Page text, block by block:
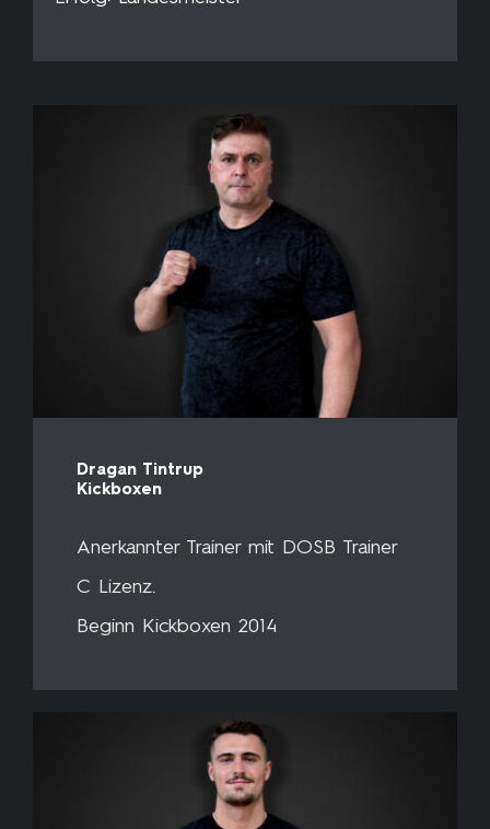
Dragan Tintrup
Kickboxen
Anerkannter Trainer mit DOSB Trainer
C Lizenz.
Beginn Kickboxen 2014